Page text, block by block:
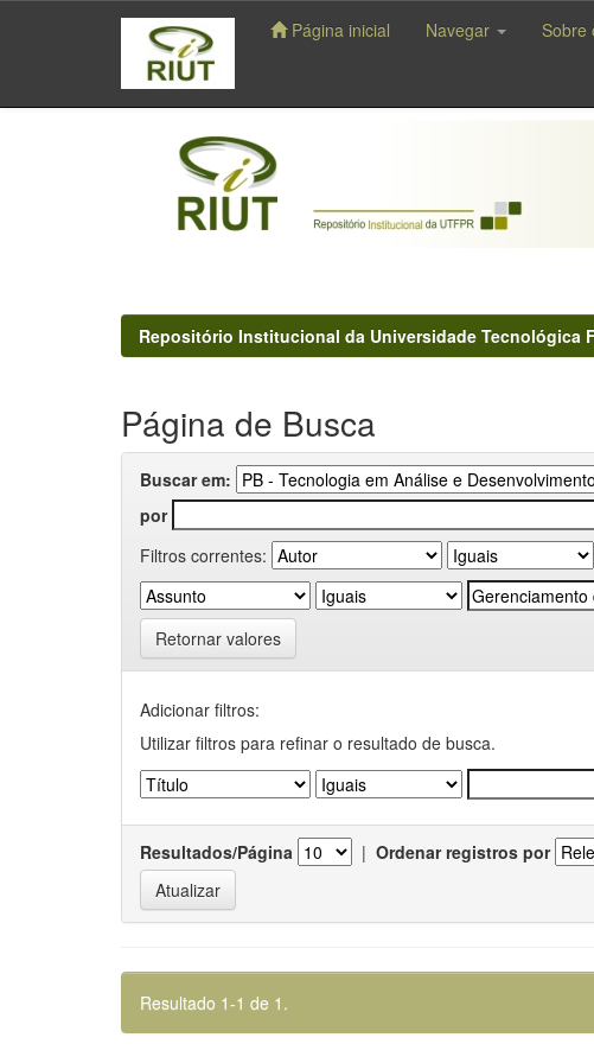
navigation
Página inicial Navegar Sobre
Repositório Institucional da Universidade Tecnológica
Página de Busca
Buscar em:
por
Filtros correntes:
Retornar valores
Adicionar filtros:
Utilizar filtros para refinar o resultado de busca.
Resultados/Página | Ordenar registros por
Resultado 1-1 de 1.